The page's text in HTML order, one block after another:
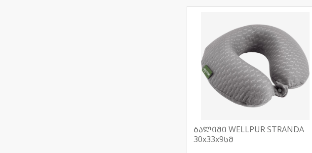
ბალიში WELLPUR STRANDA
30x33x9სმ